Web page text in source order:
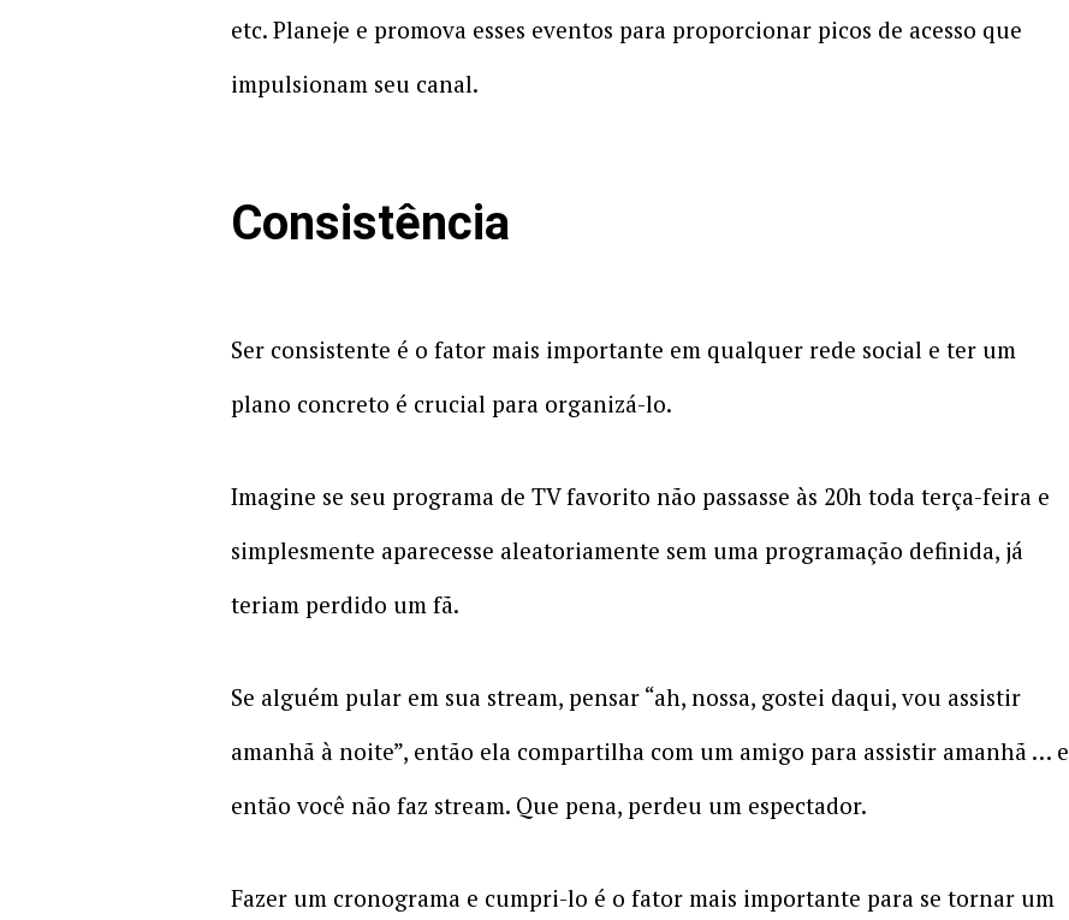
etc. Planeje e promova esses eventos para proporcionar picos de acesso que
impulsionam seu canal.
Consistência
Ser consistente é o fator mais importante em qualquer rede social e ter um
plano concreto é crucial para organizá-lo.
Imagine se seu programa de TV favorito não passasse às 20h toda terça-feira e
simplesmente aparecesse aleatoriamente sem uma programação definida, já
teriam perdido um fã.
Se alguém pular em sua stream, pensar “ah, nossa, gostei daqui, vou assistir
amanhã à noite”, então ela compartilha com um amigo para assistir amanhã … e
então você não faz stream. Que pena, perdeu um espectador.
Fazer um cronograma e cumpri-lo é o fator mais importante para se tornar um